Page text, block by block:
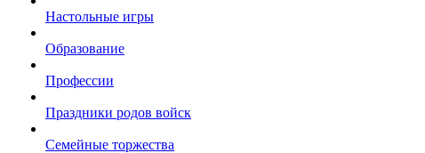
Настольные игры
Образование
Профессии
Праздники родов войск
Семейные торжества